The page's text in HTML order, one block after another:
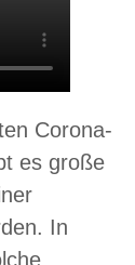
Corona-
es große
In